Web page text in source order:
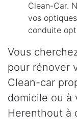
Clean-Car.
vos
conduite
Vous
pour rénover
Clean-car
domicile ou à
Herenthout à